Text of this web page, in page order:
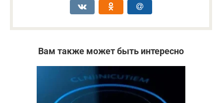
Вам также может быть интересно